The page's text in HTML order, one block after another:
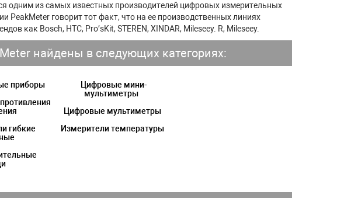
одним из самых известных производителей цифровых измерительных
PeakMeter говорит тот факт, что на ее производственных линиях
как Bosch, HTC, Pro’sKit, STEREN, XINDAR, Mileseey. R, Mileseey.
найдены в следующих категориях:
приборы
гибкие
Цифровые мини-
мультиметры
Цифровые мультиметры
Измерители температуры